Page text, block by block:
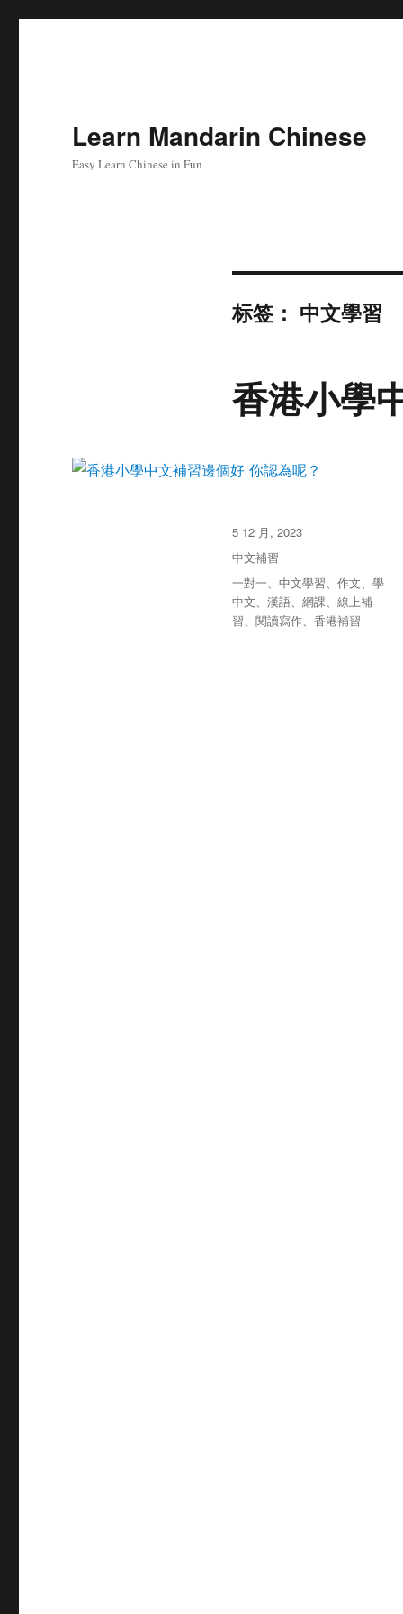
Learn Mandarin Chinese
Easy Learn Chinese in Fun
标签： 中文學習
香港小學
发
布
于
5 12 月, 2023
分
中文補習
标
签
一對一、 中文學習、 作文、 學
中文、 漢語、 網課、 線上補
習、 閱讀寫作、 香港補習